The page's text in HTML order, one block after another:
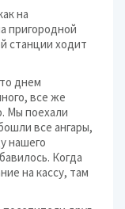
на
пригородной
станции ходит
днем
все же
Мы поехали
все ангары,
нашего
Когда
на кассу, там